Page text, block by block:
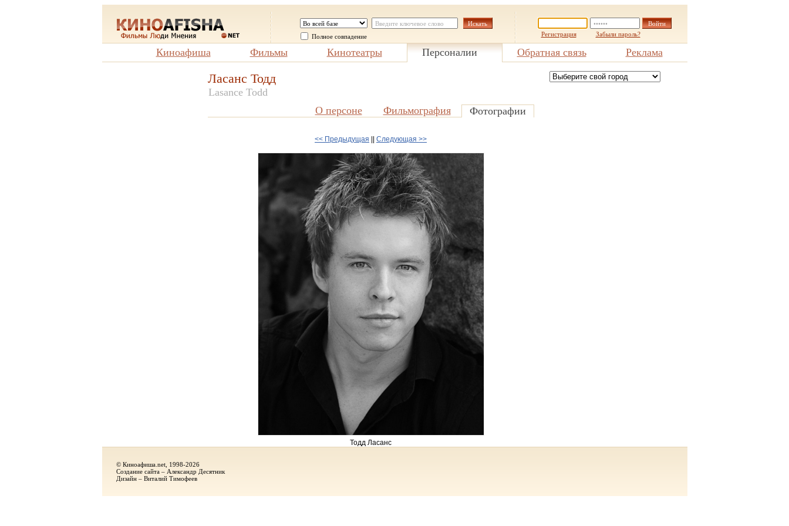
Полное совпадение Регистрация Забыли пароль?
Киноафиша Фильмы Кинотеатры Персоналии Обратная связь Реклама
Ласанс Тодд
Lasance Todd
О персоне
Фильмография Фотографии
<< Предыдущая Следующая >>
Тодд Ласанс
© Киноафиша.net, 1998-2026
Создание сайта – Александр Десятник
Дизайн – Виталий Тимофеев